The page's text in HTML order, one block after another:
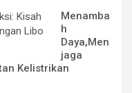
Menamba
h
Daya,Men
jaga
Kelistrikan